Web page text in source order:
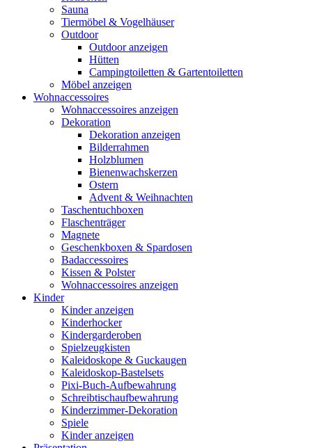
Sauna
Tiermöbel & Vogelhäuser
Outdoor
Outdoor anzeigen
Hütten
Campingtoiletten & Gartentoiletten
Möbel anzeigen
Wohnaccessoires
Wohnaccessoires anzeigen
Dekoration
Dekoration anzeigen
Bilderrahmen
Holzblumen
Bienenwachskerzen
Ostern
Advent & Weihnachten
Taschentuchboxen
Flaschenträger
Magnete
Geschenkboxen & Spardosen
Badaccessoires
Kissen & Polster
Wohnaccessoires anzeigen
Kinder
Kinder anzeigen
Kinderhocker
Kindergarderoben
Spielzeugkisten
Kaleidoskope & Guckaugen
Kaleidoskop-Bastelsets
Pixi-Buch-Aufbewahrung
Schreibtischaufbewahrung
Kinderzimmer-Dekoration
Spiele
Kinder anzeigen